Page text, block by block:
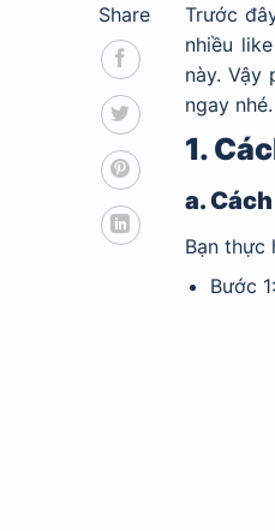
Share
Trước
nhiều
này. Vậy
ngay nhé.
1.
a.
Bạn thực
Bước